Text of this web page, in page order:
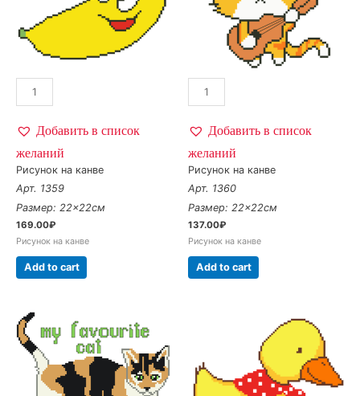
Добавить в список
желаний
Рисунок на канве
Арт. 1359
Размер: 22×22см
169.00₽
Рисунок на канве
Add to cart
Добавить в список
желаний
Рисунок на канве
Арт. 1360
Размер: 22×22см
137.00₽
Рисунок на канве
Add to cart